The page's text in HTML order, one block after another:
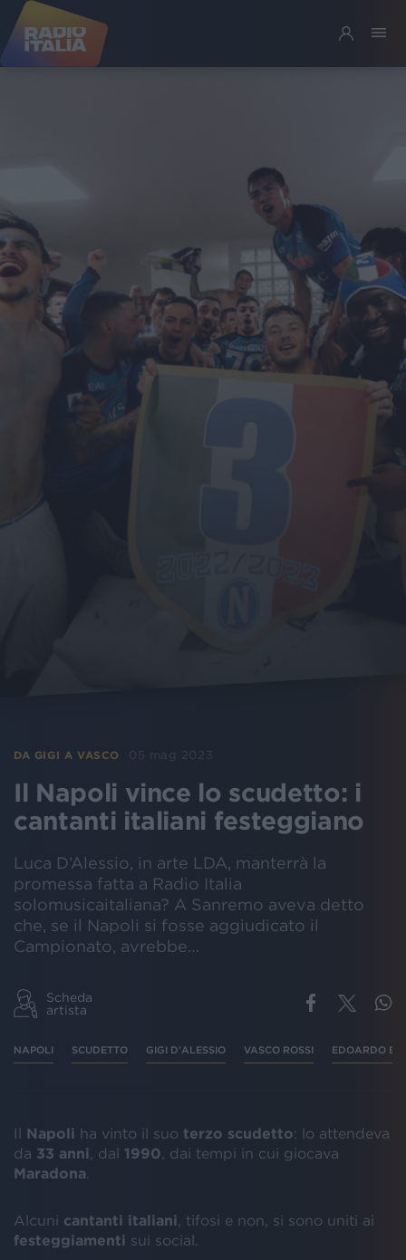
DA GIGI A VASCO 05 mag 2023
Il Napoli vince lo scudetto: i
cantanti italiani festeggiano
Luca D’Alessio, in arte LDA, manterrà la
promessa fatta a Radio Italia
solomusicaitaliana? A Sanremo aveva detto
che, se il Napoli si fosse aggiudicato il
Campionato, avrebbe…
Scheda
artista
NAPOLI SCUDETTO GIGI D'ALESSIO VASCO ROSSI EDOARDO
Il Napoli ha vinto il suo terzo scudetto: lo attendeva
da 33 anni , dal 1990 , dai tempi in cui giocava
Maradona
Alcuni cantanti italiani , tifosi e non, si sono uniti ai
festeggiamenti sui social.